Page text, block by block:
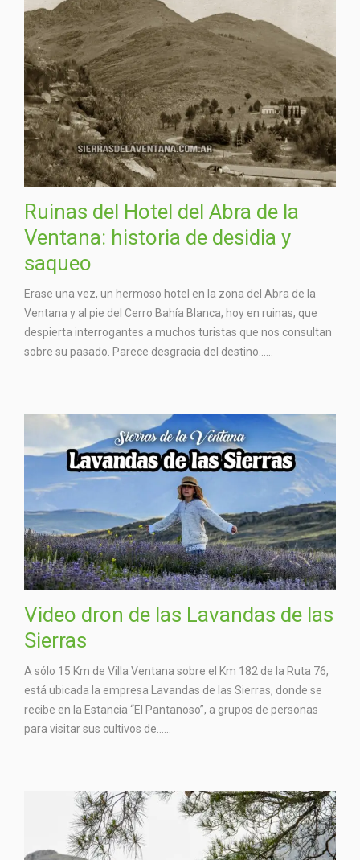
Ruinas del Hotel del Abra de la
Ventana: historia de desidia y
saqueo
Erase una vez, un hermoso hotel en la zona del Abra de la
Ventana y al pie del Cerro Bahía Blanca, hoy en ruinas, que
despierta interrogantes a muchos turistas que nos consultan
sobre su pasado. Parece desgracia del destino…...
Video dron de las Lavandas de las
Sierras
A sólo 15 Km de Villa Ventana sobre el Km 182 de la Ruta 76,
está ubicada la empresa Lavandas de las Sierras, donde se
recibe en la Estancia “El Pantanoso”, a grupos de personas
para visitar sus cultivos de…...